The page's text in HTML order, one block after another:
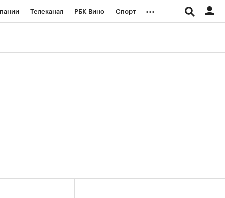
Телеканал РБК Вино Спорт ...